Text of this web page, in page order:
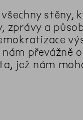
stěny,
zprávy a
převážně
jež nám